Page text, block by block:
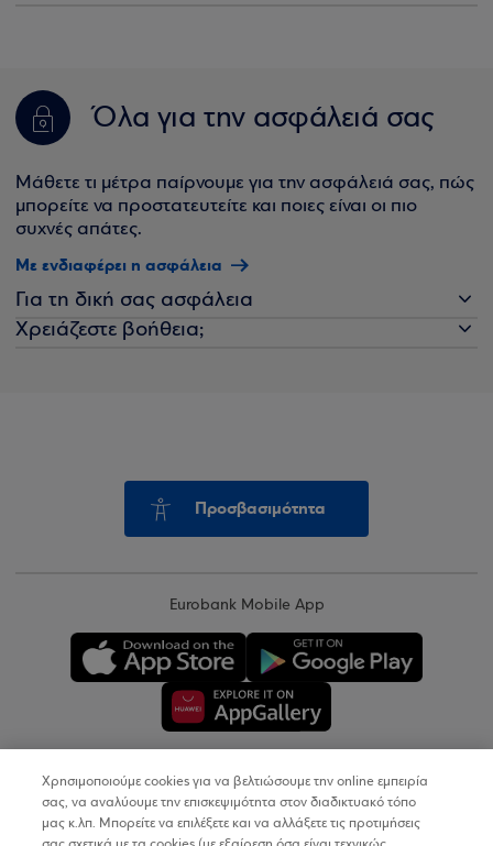
Όλα για την ασφάλειά σας
Μάθετε τι μέτρα παίρνουμε για την ασφάλειά σας, πώς
μπορείτε να προστατευτείτε και ποιες είναι οι πιο
συχνές απάτες.
Με ενδιαφέρει η ασφάλεια
Για τη δική σας ασφάλεια
Χρειάζεστε βοήθεια;
Προσβασιμότητα
Eurobank Mobile App
Copyright © 2026
Χρησιμοποιούμε cookies για να βελτιώσουμε την online εμπειρία
σας, να αναλύουμε την επισκεψιμότητα στον διαδικτυακό τόπο
μας κ.λπ. Μπορείτε να επιλέξετε και να αλλάξετε τις προτιμήσεις